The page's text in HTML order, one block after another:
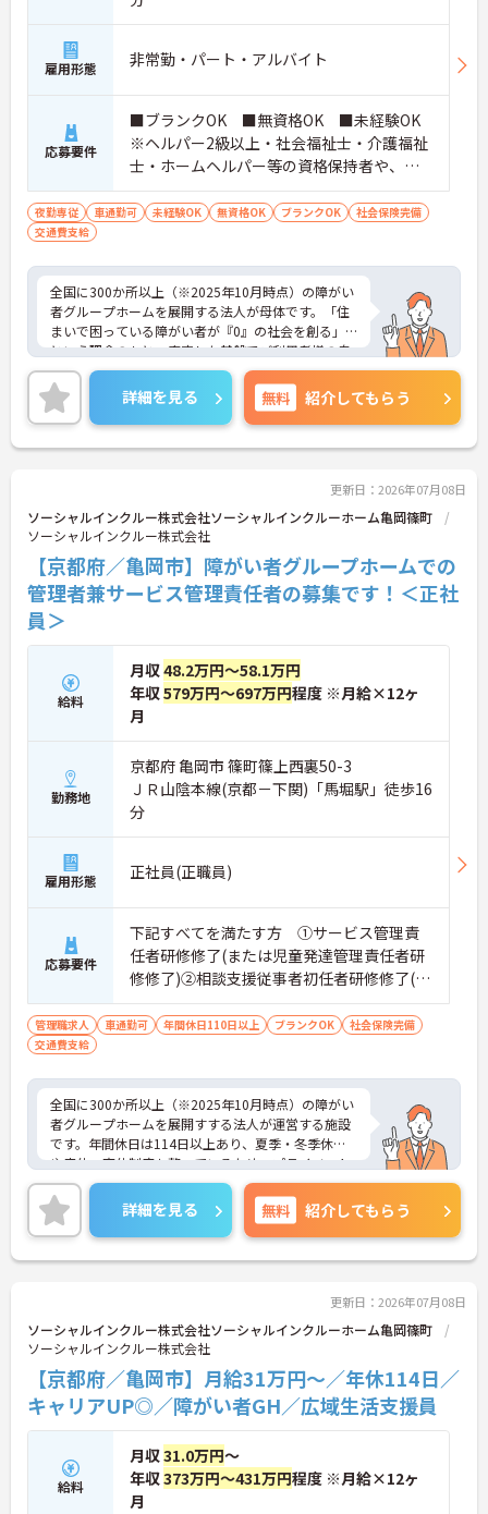
雇用形態 非常勤・パート・アルバイト
応募要件
■ブランクOK ■無資格OK ■未経験OK
※ヘルパー2級以上・社会福祉士・介護福祉
士・ホームヘルパー等の資格保持者や、福
祉系業務経験者、障害者支援施設経験者、
生活支援員、障害者支援員、就労支援員、
夜勤専従 車通勤可 未経験OK 無資格OK ブランクOK
社会保険完備
交通費支給
全国に300か所以上（※2025年10月時点）の障がい
者グループホームを展開する法人が母体です。「住
まいで困っている障がい者が『0』の社会を創る」
という理念のもと、安定した基盤でご利用者様の自
立を支援しています。週1日からの勤務が可能で、W
ワークや扶養内での勤務も歓迎しており、ご自身の
ペースで働けます。20代から60代まで幅広い世代が
活躍中で、未経験や無資格の方でも安心してスター
トできるよう、先輩スタッフが丁寧にサポートしま
境です。正社員登用制度や産休・育休制度も整って
いるため、ライフステージに合わせて長く働き続け
られます。介護に挑戦したい方や、空いた時間を有
効活用したい方におすすめです。ご興味のある方は
詳細等をお伝えしますので、お気軽にお問い合わせ
ください。
詳細を見る 無料 紹介してもらう
更新日：2026年07月08日
ソーシャルインクルー株式会社ソーシャルインクルーホーム亀岡篠町
ソーシャルインクルー株式会社
【京都府／亀岡市】障がい者グループホームでの
管理者兼サービス管理責任者の募集です！＜正社
員＞
給料
月収48.2万円～58.1万円
年収579万円～697万円程度 ※月給×12ヶ
月
勤務地
京都府 亀岡市 篠町篠上西裏50-3
ＪＲ山陰本線(京都－下関)「馬堀駅」徒歩16
分
雇用形態 正社員(正職員)
応募要件
下記すべてを満たす方 ①サービス管理責
任者研修修了(または児童発達管理責任者研
修修了)②相談支援従事者初任者研修修了(ま
たは相談支援従事者実務者研修修了)③普通
自動車運転免許(AT限定可)
管理職求人 車通勤可 年間休日110日以上 ブランクOK
社会保険完備
交通費支給
全国に300か所以上（※2025年10月時点）の障がい
者グループホームを展開すする法人が運営する施設
です。年間休日は114日以上あり、夏季・冬季休暇
や産休・育休制度も整っているため、プライベート
を大切にしながら長く働けます。20代からシニアま
で幅広い年代のスタッフが活躍しており、子育て中
の方も多いので、お互いに協力し合える温かい雰囲
気です。研修制度や外部勉強会の受講支援もあり、
働きながらスキルアップを目指せる環境が魅力。請
支援やスタッフの育成といった現場のマネジメント
業務に集中できます。これまでの経験や資格を活か
し、安定した環境でキャリアを築きたい方をお待ち
しています。ご興味のある方は詳細等をお伝えしま
すので、お気軽にお問い合わせください。
詳細を見る 無料 紹介してもらう
更新日：2026年07月08日
ソーシャルインクルー株式会社ソーシャルインクルーホーム亀岡篠町
ソーシャルインクルー株式会社
【京都府／亀岡市】月給31万円～／年休114日／
キャリアUP◎／障がい者GH／広域生活支援員
給料
月収31.0万円～
年収373万円～431万円程度 ※月給×12ヶ
月